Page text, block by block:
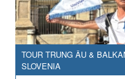
TOUR TRUNG ÂU &
SLOVENIA